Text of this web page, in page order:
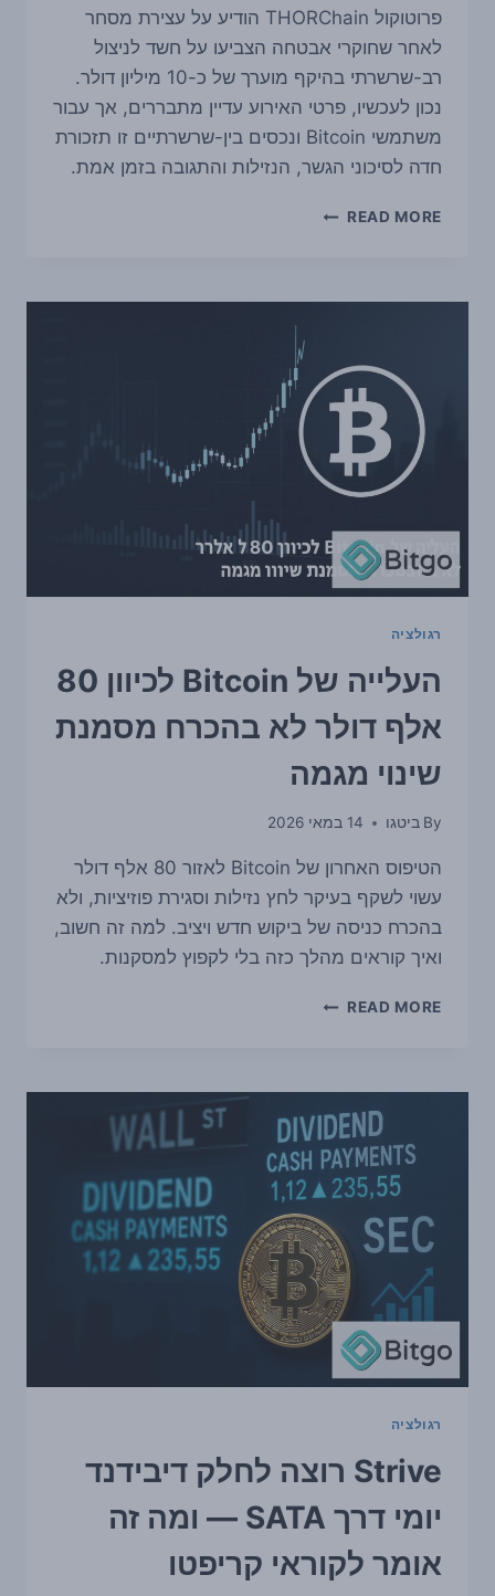
פרוטוקול THORChain הודיע על עצירת מסחר
לאחר שחוקרי אבטחה הצביעו על חשד לניצול
רב-שרשרתי בהיקף מוערך של כ-10 מיליון דולר.
נכון לעכשיו, פרטי האירוע עדיין מתבררים, אך עבור
משתמשי Bitcoin ונכסים בין-שרשרתיים זו תזכורת
חדה לסיכוני הגשר, הנזילות והתגובה בזמן אמת.
READ MORE
THORCHAIN
חשד
אבטחה
של
כ-10
מיליון
רגולציה
העלייה של Bitcoin לכיוון 80
אלף דולר לא בהכרח מסמנת
שינוי מגמה
By ביטגו 14 במאי 2026
הטיפוס האחרון של Bitcoin לאזור 80 אלף דולר
עשוי לשקף בעיקר לחץ נזילות וסגירת פוזיציות, ולא
בהכרח כניסה של ביקוש חדש ויציב. למה זה חשוב,
ואיך קוראים מהלך כזה בלי לקפוץ למסקנות.
READ MORE העלייה
80
אלף
דולר
לא
בהכרח
מסמנת
שינוי
מגמה
רגולציה
Strive רוצה לחלק דיבידנד
יומי דרך SATA — ומה זה
אומר לקוראי קריפטו